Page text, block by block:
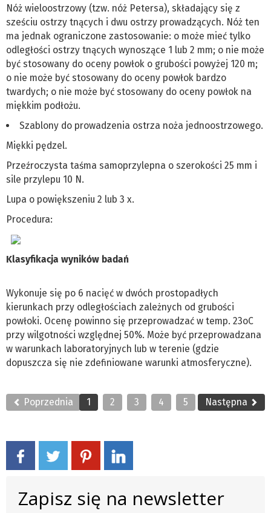
Nóż wieloostrzowy (tzw. nóż Petersa), składający się z
sześciu ostrzy tnących i dwu ostrzy prowadzących. Nóż ten
ma jednak ograniczone zastosowanie: o może mieć tylko
odległości ostrzy tnących wynoszące 1 lub 2 mm; o nie może
być stosowany do oceny powłok o grubości powyżej 120 m;
o nie może być stosowany do oceny powłok bardzo
twardych; o nie może być stosowany do oceny powłok na
miękkim podłożu.
Szablony do prowadzenia ostrza noża jednoostrzowego.
Miękki pędzel.
Przeźroczysta taśma samoprzylepna o szerokości 25 mm i
sile przylepu 10 N.
Lupa o powiększeniu 2 lub 3 x.
Procedura:
Klasyfikacja wyników badań
Wykonuje się po 6 nacięć w dwóch prostopadłych
kierunkach przy odległościach zależnych od grubości
powłoki. Ocenę powinno się przeprowadzać w temp. 23oC
przy wilgotności względnej 50%. Może być przeprowadzana
w warunkach laboratoryjnych lub w terenie (gdzie
dopuszcza się nie zdefiniowane warunki atmosferyczne).
Poprzednia 1 2 3 4 5 Następna
Zapisz się na newsletter